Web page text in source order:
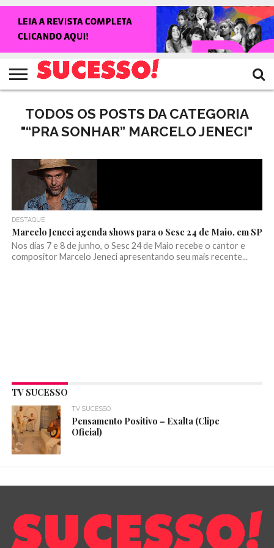
NOTÍCIAS
SHOWS
ENTREVISTAS
CLIQUES
RANKING
CROWLEY
TV
SUCESSO!
REVISTA
SUCESSO!
TODOS OS POSTS DA CATEGORIA
"“PRA SONHAR” MARCELO JENECI"
DESTAQUE
Marcelo Jeneci agenda shows para o Sesc 24 de Maio, em SP
Nos dias 7 e 8 de junho, o Sesc 24 de Maio recebe o cantor e
compositor Marcelo Jeneci apresentando seu mais recente...
TV SUCESSO
TV SUCESSO
Pensamento Positivo – Exalta (Clipe
Oficial)